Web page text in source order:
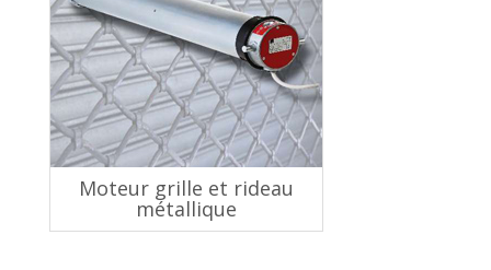
Moteur grille et rideau
métallique